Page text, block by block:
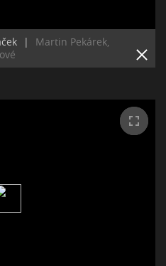
|
Martin Pekárek,